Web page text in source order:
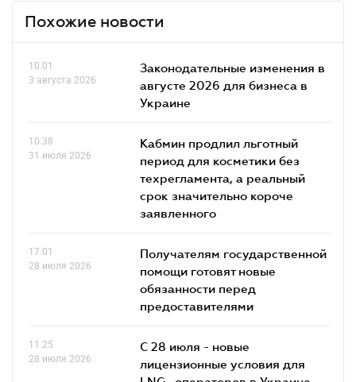
Похожие новости
10.01
3 августа 2026
Законодательные изменения в
августе 2026 для бизнеса в
Украине
10.38
31 июля 2026
Кабмин продлил льготный
период для косметики без
техрегламента, а реальный
срок значительно короче
заявленного
17.01
28 июля 2026
Получателям государственной
помощи готовят новые
обязанности перед
предоставителями
11.25
28 июля 2026
С 28 июля - новые
лицензионные условия для